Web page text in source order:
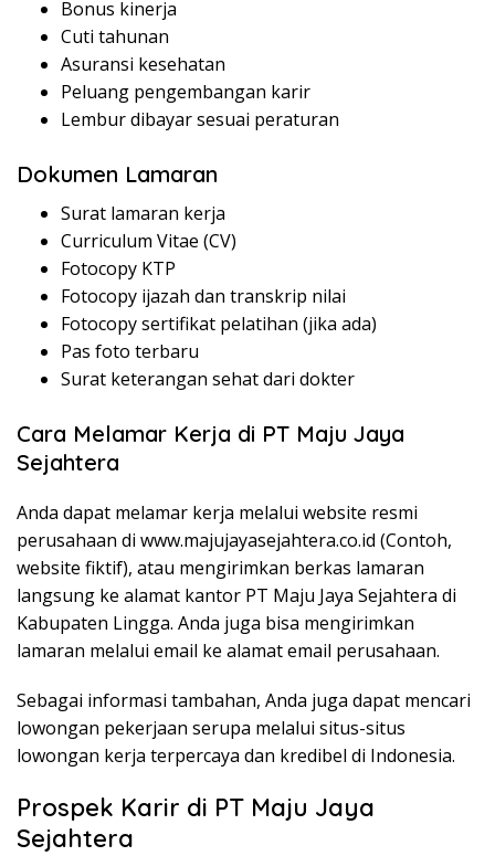
Bonus kinerja
Cuti tahunan
Asuransi kesehatan
Peluang pengembangan karir
Lembur dibayar sesuai peraturan
Dokumen Lamaran
Surat lamaran kerja
Curriculum Vitae (CV)
Fotocopy KTP
Fotocopy ijazah dan transkrip nilai
Fotocopy sertifikat pelatihan (jika ada)
Pas foto terbaru
Surat keterangan sehat dari dokter
Cara Melamar Kerja di PT Maju Jaya
Sejahtera
Anda dapat melamar kerja melalui website resmi
perusahaan di www.majujayasejahtera.co.id (Contoh,
website fiktif), atau mengirimkan berkas lamaran
langsung ke alamat kantor PT Maju Jaya Sejahtera di
Kabupaten Lingga. Anda juga bisa mengirimkan
lamaran melalui email ke alamat email perusahaan.
Sebagai informasi tambahan, Anda juga dapat mencari
lowongan pekerjaan serupa melalui situs-situs
lowongan kerja terpercaya dan kredibel di Indonesia.
Prospek Karir di PT Maju Jaya
Sejahtera